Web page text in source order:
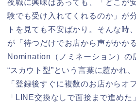
夜職に興味はあっても、「どこが
験でも受け入れてくれるのか」が
トを見ても不安ばかり。そんな時
が「待つだけでお店から声がかか
Nomination（ノミネーション）の
“スカウト型”という言葉に惹かれ
「登録後すぐに複数のお店からオ
「LINE交換なしで面接まで進め